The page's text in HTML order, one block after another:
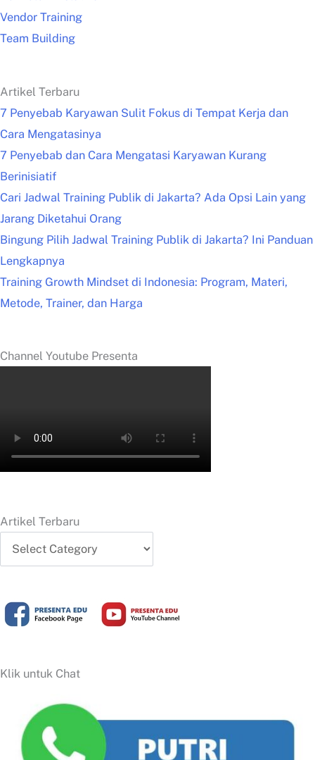
Vendor Training
Team Building
Artikel Terbaru
7 Penyebab Karyawan Sulit Fokus di Tempat Kerja dan
Cara Mengatasinya
7 Penyebab dan Cara Mengatasi Karyawan Kurang
Berinisiatif
Cari Jadwal Training Publik di Jakarta? Ada Opsi Lain yang
Jarang Diketahui Orang
Bingung Pilih Jadwal Training Publik di Jakarta? Ini Panduan
Lengkapnya
Training Growth Mindset di Indonesia: Program, Materi,
Metode, Trainer, dan Harga
Channel Youtube Presenta
Artikel Terbaru
Terbaru
Klik untuk Chat